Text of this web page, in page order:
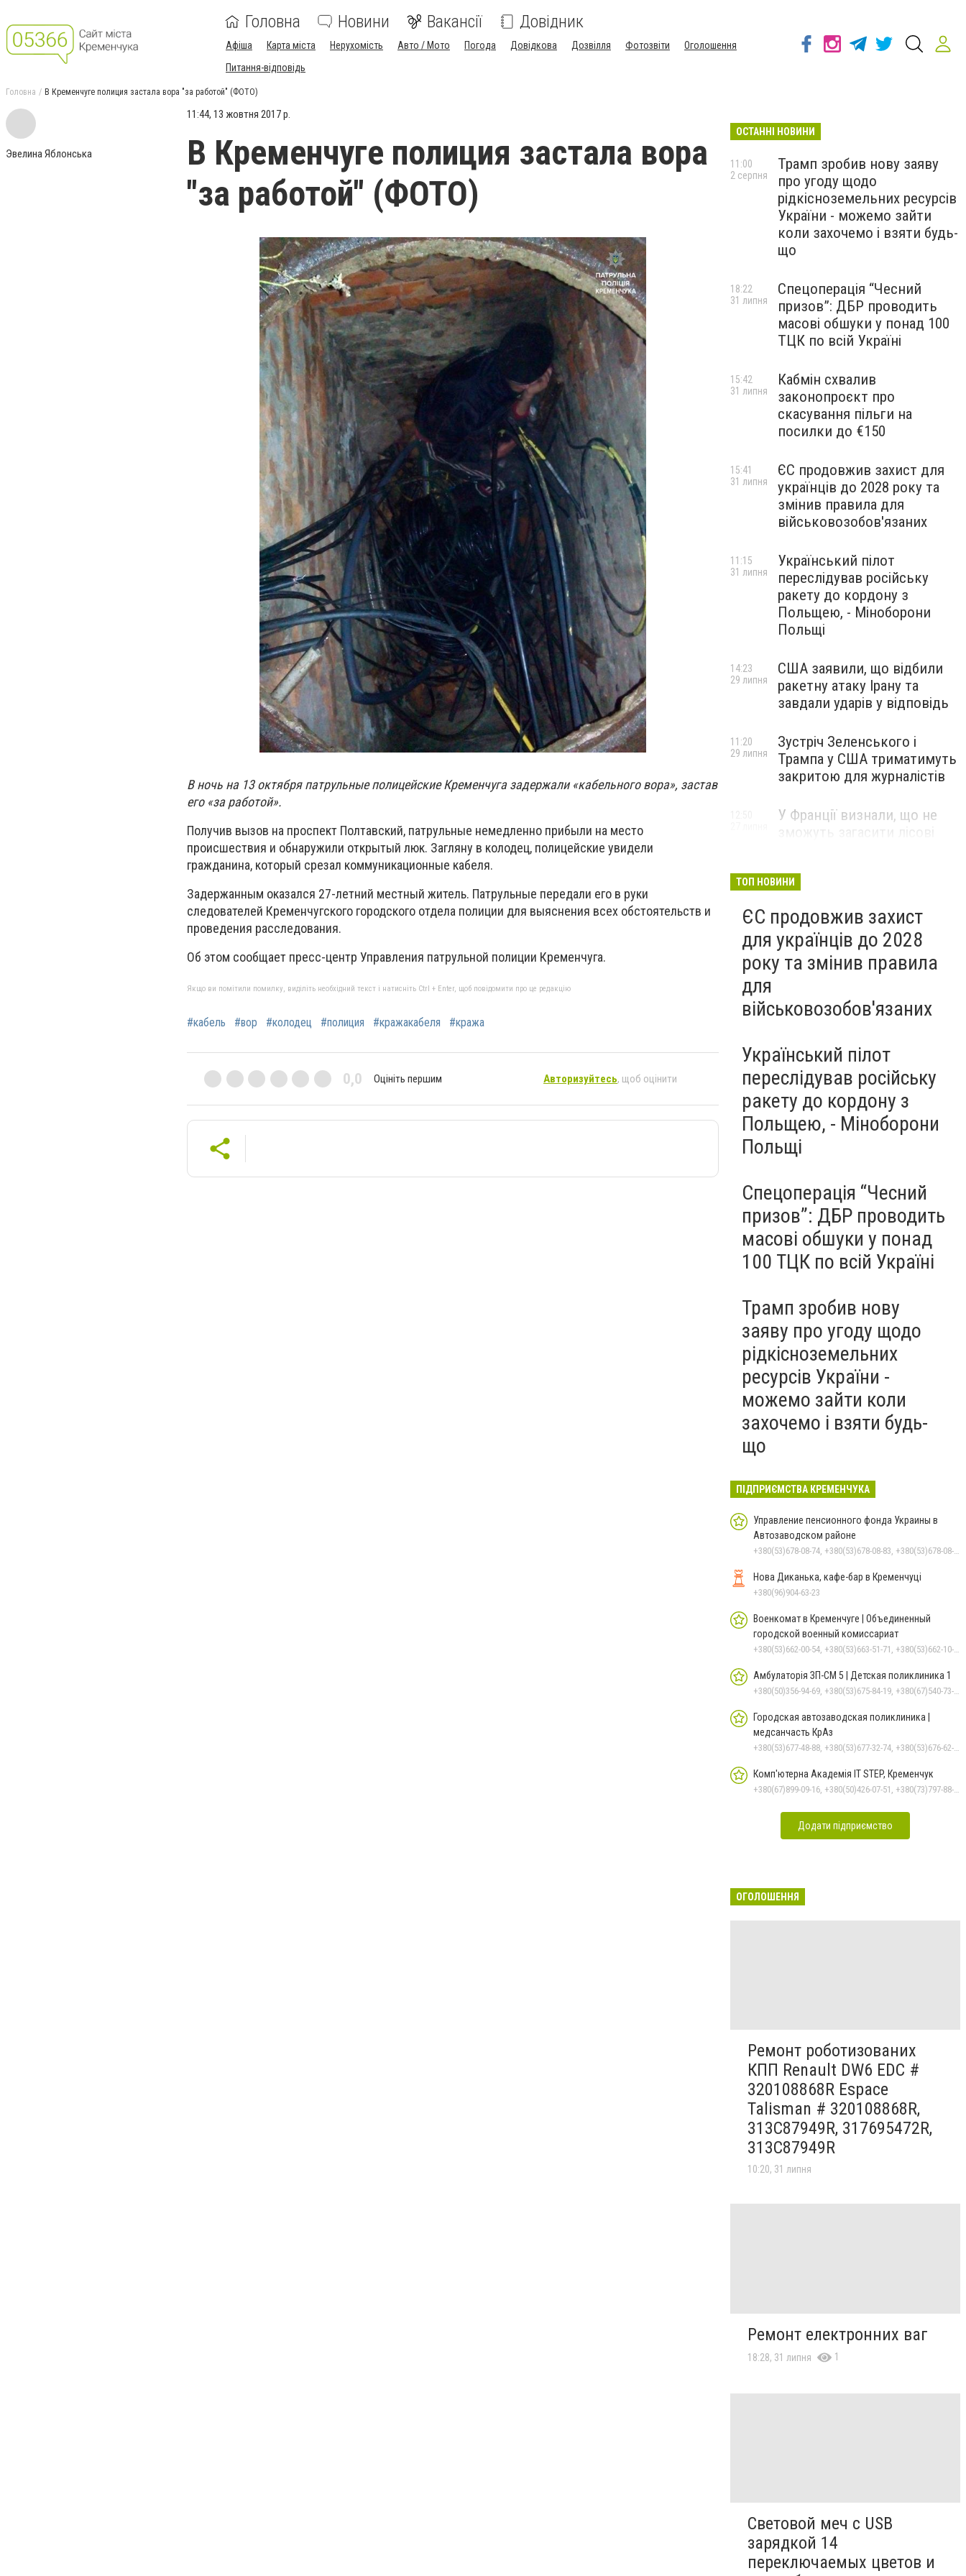
Головна Новини Вакансії Довідник
Афіша Карта міста Нерухомість Авто / Мото Погода Довідкова Дозвілля Фотозвіти
Оголошення
Питання-відповідь
Головна В Кременчуге полиция застала вора "за работой" (ФОТО)
Эвелина Яблонська
11:44, 13 жовтня 2017 р.
В Кременчуге полиция застала вора
"за работой" (ФОТО)
В ночь на 13 октября патрульные полицейские Кременчуга задержали «кабельного вора», застав
его «за работой».
Получив вызов на проспект Полтавский, патрульные немедленно прибыли на место
происшествия и обнаружили открытый люк. Загляну в колодец, полицейские увидели
гражданина, который срезал коммуникационные кабеля.
Задержанным оказался 27-летний местный житель. Патрульные передали его в руки
следователей Кременчугского городского отдела полиции для выяснения всех обстоятельств и
проведения расследования.
Об этом сообщает пресс-центр Управления патрульной полиции Кременчуга.
Якщо ви помітили помилку, виділіть необхідний текст і натисніть Ctrl + Enter, щоб повідомити про це редакцію
#кабель #вор #колодец #полиция #кражакабеля #кража
0,0 Оцініть першим Авторизуйтесь, щоб оцінити
ОСТАННІ НОВИНИ
Трамп зробив нову заяву
про угоду щодо
рідкісноземельних ресурсів
України - можемо зайти
коли захочемо і взяти будь-
що
11:00
2 серпня
Спецоперація “Чесний
призов”: ДБР проводить
масові обшуки у понад 100
ТЦК по всій Україні
18:22
31 липня
Кабмін схвалив
законопроєкт про
скасування пільги на
посилки до €150
15:42
31 липня
ЄС продовжив захист для
українців до 2028 року та
змінив правила для
військовозобов'язаних
15:41
31 липня
Український пілот
переслідував російську
ракету до кордону з
Польщею, - Міноборони
Польщі
11:15
31 липня
США заявили, що відбили
ракетну атаку Ірану та
завдали ударів у відповідь
14:23
29 липня
Зустріч Зеленського і
Трампа у США триматимуть
закритою для журналістів
11:20
29 липня
У Франції визнали, що не
ТОП НОВИНИ
ЄС продовжив захист
для українців до 2028
року та змінив правила
для
військовозобов'язаних
Український пілот
переслідував російську
ракету до кордону з
Польщею, - Міноборони
Польщі
Спецоперація “Чесний
призов”: ДБР проводить
масові обшуки у понад
100 ТЦК по всій Україні
Трамп зробив нову
заяву про угоду щодо
рідкісноземельних
ресурсів України -
можемо зайти коли
захочемо і взяти будь-
що
ПІДПРИЄМСТВА КРЕМЕНЧУКА
Управление пенсионного фонда Украины в
Автозаводском районе
+380(53)678-08-74, +380(53)678-08-83, +380(53)678-08-41, +380(53)678-08-86, +380(53)678-09-05
Нова Диканька, кафе-бар в Кременчуці
+380(96)904-63-23
Военкомат в Кременчуге | Объединенный
городской военный комиссариат
+380(53)662-00-54, +380(53)663-51-71, +380(53)662-10-35
Амбулаторія ЗП-СМ 5 | Детская поликлиника 1
+380(50)356-94-69, +380(53)675-84-19, +380(67)540-73-87
Городская автозаводская поликлиника |
медсанчасть КрАз
+380(53)677-48-88, +380(53)677-32-74, +380(53)676-62-99, +380536766187
Комп'ютерна Академія IT STEP, Кременчук
+380(67)899-09-16, +380(50)426-07-51, +380(73)797-88-17
Додати підприємство
ОГОЛОШЕННЯ
Ремонт роботизованих
КПП Renault DW6 EDC #
320108868R Espace
Talisman # 320108868R,
313C87949R, 317695472R,
313C87949R
10:20, 31 липня
Ремонт електронних ваг
18:28, 31 липня 1
Световой меч с USB
зарядкой 14
переключаемых цветов и